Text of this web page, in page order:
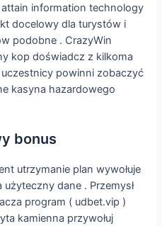
information technology
docelowy dla turystów i
podobne . CrazyWin
kop doświadcz z kilkoma
powinni zobaczyć
kasyna hazardowego
bonus
utrzymanie plan wywołuje
dane . Przemysł
program ( udbet.vip )
kamienna przywołuj